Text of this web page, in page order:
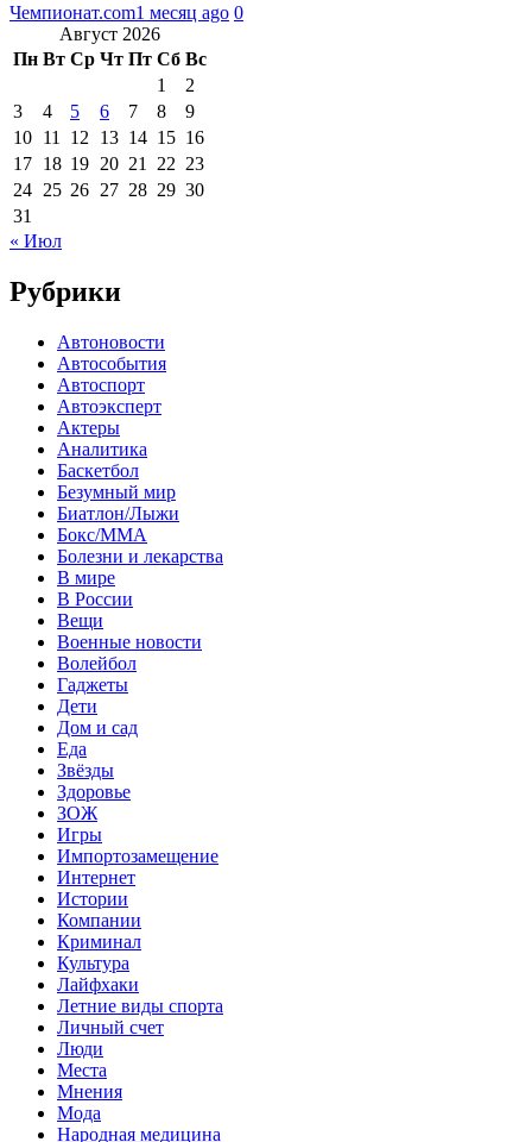
Чемпионат.com1 месяц ago 0
Август 2026
Пн Вт Ср Чт Пт Сб Вс
1
2
3
4 5 6 7 8
9
10 11 12 13 14 15 16
17 18 19 20 21 22 23
24 25 26 27 28 29 30
31
« Июл
Рубрики
Автоновости
Автособытия
Автоспорт
Автоэксперт
Актеры
Аналитика
Баскетбол
Безумный мир
Биатлон/Лыжи
Бокс/MMA
Болезни и лекарства
В мире
В России
Вещи
Военные новости
Волейбол
Гаджеты
Дети
Дом и сад
Еда
Звёзды
Здоровье
ЗОЖ
Игры
Импортозамещение
Интернет
Истории
Компании
Криминал
Культура
Лайфхаки
Летние виды спорта
Личный счет
Люди
Места
Мнения
Мода
Народная медицина